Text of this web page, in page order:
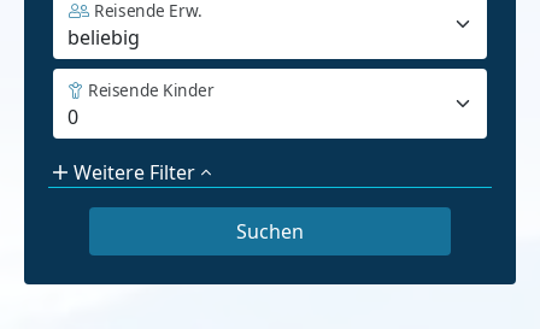
Reisende Erw.
Reisende Kinder
Weitere Filter